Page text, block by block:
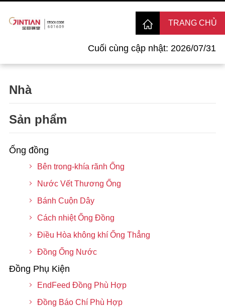
Cuối cùng cập nhật: 2026/07/31
TRANG CHỦ
Nhà
Sản phẩm
Ống đồng
Bên trong-khía rãnh Ống
Nước Vết Thương Ống
Bánh Cuộn Dây
Cách nhiệt Ống Đồng
Điều Hòa không khí Ống Thẳng
Đồng Ống Nước
Đồng Phụ Kiện
EndFeed Đồng Phù Hợp
Đồng Báo Chí Phù Hợp